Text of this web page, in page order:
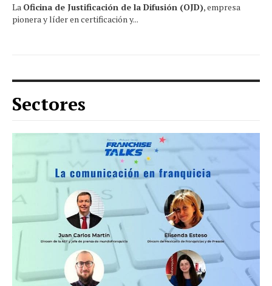
La Oficina de Justificación de la Difusión (OJD), empresa
pionera y líder en certificación y...
Sectores